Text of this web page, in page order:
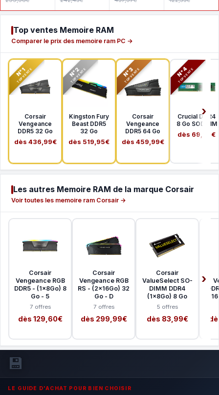
Top ventes Memoire RAM
Comparer le prix des memoire ram PC →
N°1
TOP VENTE
Corsair
Vengeance
DDR5 32 Go
dès 436,99€
N°2
TOP VENTE
Kingston Fury
Beast DDR5
32 Go
dès 519,95€
N°3
TOP VENTE
Corsair
Vengeance
DDR5 64 Go
dès 459,99€
N°4
TOP VENTE
Crucial DDR4
8 Go SODIMM
dès 69,99€
Les autres Memoire RAM de la marque Corsair
Voir toutes les memoire ram Corsair →
Corsair
Vengeance RGB
DDR5 - (1x8Go) 8
Go - 5
7 offres
dès 129,60€
Corsair
Vengeance RGB
RS - (2x16Go) 32
Go - D
7 offres
dès 299,99€
Corsair
ValueSelect SO-
DIMM DDR4
(1x8Go) 8 Go
5 offres
dès 83,99€
💾
LE GUIDE D'ACHAT POUR BIEN CHOISIR